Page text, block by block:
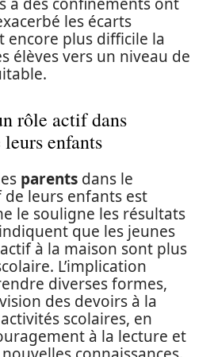
les écarts
encore plus difficile la
élèves vers un niveau de
rôle actif dans
enfants
parents dans le
leurs enfants est
le souligne les résultats
que les jeunes
à la maison sont plus
L’implication
diverses formes,
des devoirs à la
scolaires, en
à la lecture et